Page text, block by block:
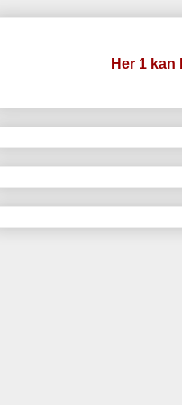
Her 1 kan